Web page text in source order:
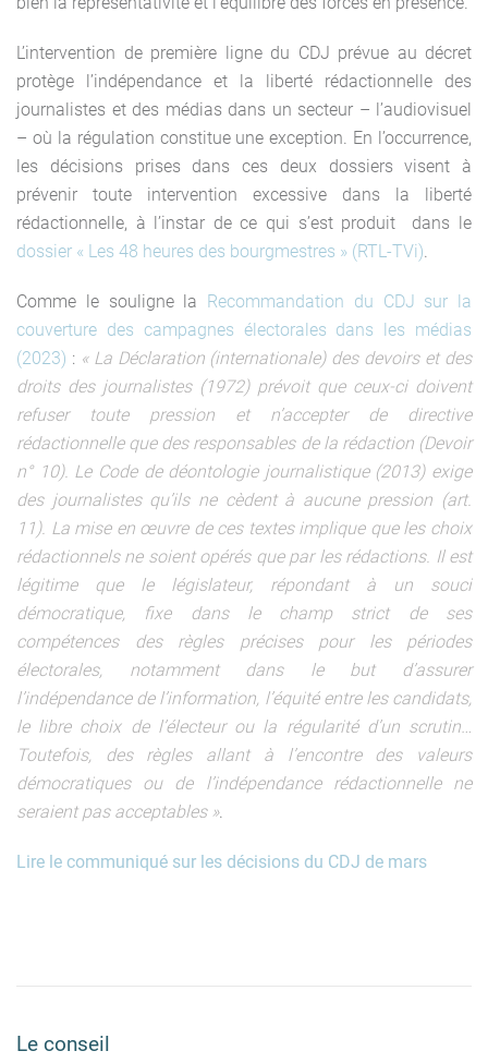
L’intervention de première ligne du CDJ prévue au décret
protège l’indépendance et la liberté rédactionnelle des
journalistes et des médias dans un secteur – l’audiovisuel
– où la régulation constitue une exception. En l’occurrence,
les décisions prises dans ces deux dossiers visent à
prévenir toute intervention excessive dans la liberté
rédactionnelle, à l’instar de ce qui s’est produit dans le
dossier « Les 48 heures des bourgmestres » (RTL-TVi)
Comme le souligne la Recommandation du CDJ sur la
couverture des campagnes électorales dans les médias
(2023) : « La Déclaration (internationale) des devoirs et des
droits des journalistes (1972) prévoit que ceux-ci doivent
refuser toute pression et n’accepter de directive
rédactionnelle que des responsables de la rédaction (Devoir
n° 10). Le Code de déontologie journalistique (2013) exige
des journalistes qu’ils ne cèdent à aucune pression (art.
11). La mise en œuvre de ces textes implique que les choix
rédactionnels ne soient opérés que par les rédactions. Il est
légitime que le législateur, répondant à un souci
démocratique, fixe dans le champ strict de ses
compétences des règles précises pour les périodes
électorales, notamment dans le but d’assurer
l’indépendance de l’information, l’équité entre les candidats,
le libre choix de l’électeur ou la régularité d’un scrutin…
Toutefois, des règles allant à l’encontre des valeurs
démocratiques ou de l’indépendance rédactionnelle ne
seraient pas acceptables ».
Lire le communiqué sur les décisions du CDJ de mars
Le conseil